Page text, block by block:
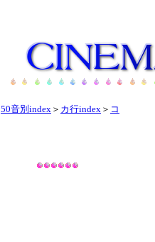
50音別index ＞ カ行index ＞ コ